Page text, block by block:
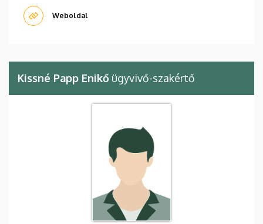
Weboldal
Kissné Papp Enikő ügyvivő-szakértő